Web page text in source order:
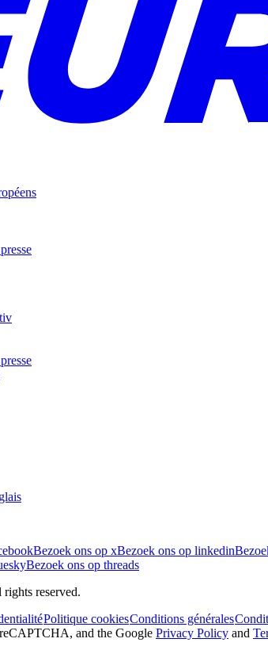
Bezoek ons op xBezoek ons op linkedin
Bezoek ons op threads
reserved.
Politique cookiesConditions générales
and the Google Privacy Policy and